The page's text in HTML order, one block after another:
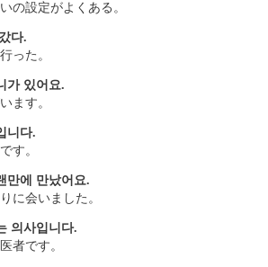
の設定がよくある。
다.
った。
가 있어요.
ます。
니다.
す。
만에 만났어요.
に会いました。
의사입니다.
者です。